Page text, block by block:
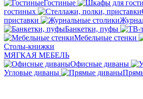
Гостиные
гостиных
приставки
Банкетки, пуфы
Мебельные стенки
Столы-книжки
МЯГКАЯ МЕБЕЛЬ
Офисные диваны
Угловые диваны